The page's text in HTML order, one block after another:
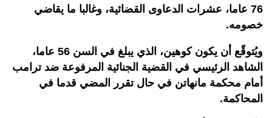
76 عاما، عشرات الدعاوى القضائية، وغالبا ما يقاضي
خصومه.
ويُتوقّع أن يكون كوهين، الذي يبلغ في السن 56 عاما،
الشاهد الرئيسي في القضية الجنائية المرفوعة ضد ترامب
أمام محكمة مانهاتن في حال تقرر المضي قدما في
المحاكمة.